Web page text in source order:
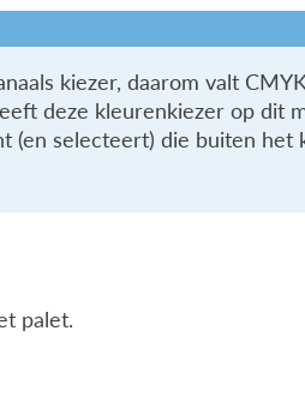
kiezer, daarom valt
deze kleurenkiezer op dit
(en selecteert) die buiten het
palet.